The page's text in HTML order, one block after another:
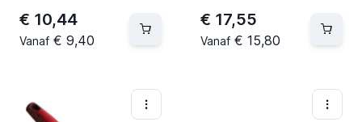
€ 10,44
Vanaf € 9,40
€ 17,55
Vanaf € 15,80